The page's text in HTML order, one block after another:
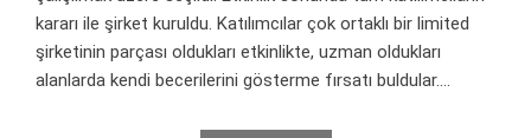
kararı ile şirket kuruldu. Katılımcılar çok ortaklı bir limited
şirketinin parçası oldukları etkinlikte, uzman oldukları
alanlarda kendi becerilerini gösterme fırsatı buldular....